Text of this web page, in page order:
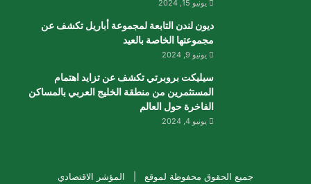
يونيو 15, 2024
ديون لندن التابعة لمجموعة أباريل تكشف عن
مجموعتها الخاصة بالعيد
يونيو 9, 2024
سيليكت بروبرتي تكشف عن تزايد اهتمام
المستثمرين من منطقة الخليج العربي بالمساكن
الفاخرة حول العالم
يونيو 4, 2024
جميع الحقوق محفوظة لموقع | المؤشر الاقتصادي